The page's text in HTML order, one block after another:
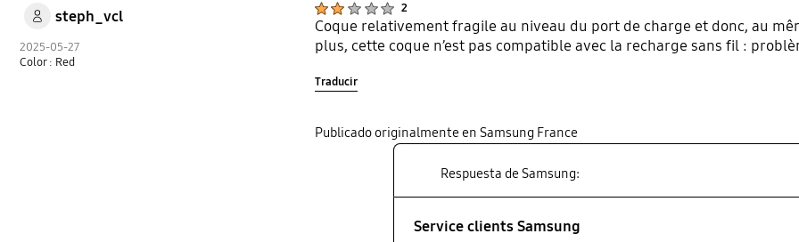
steph_vcl
2025-05-27
Color : Red
2
Coque relativement fragile au niveau du port de charge et donc, au
plus, cette coque n’est pas compatible avec la recharge sans fil :
Traducir
Publicado originalmente en Samsung France
Respuesta de Samsung:
Service clients Samsung